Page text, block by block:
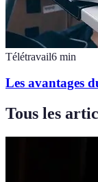
Télétravail6 min
Les avantages
Tous les